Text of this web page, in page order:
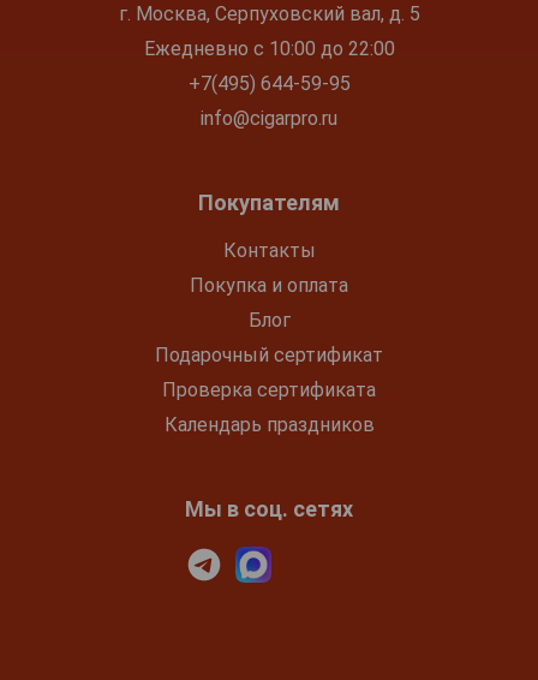
г. Москва, Серпуховский вал, д. 5
Ежедневно с 10:00 до 22:00
+7(495) 644-59-95
info@cigarpro.ru
Покупателям
Контакты
Покупка и оплата
Блог
Подарочный сертификат
Проверка сертификата
Календарь праздников
Мы в соц. сетях